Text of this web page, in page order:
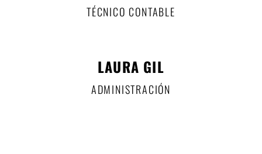
TÉCNICO CONTABLE
LAURA GIL
ADMINISTRACIÓN